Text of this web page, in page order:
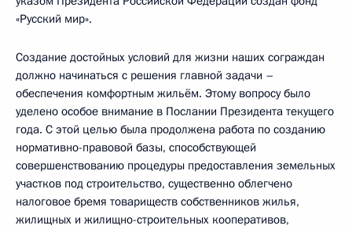
«Русский мир».
Создание достойных условий для жизни наших сограждан
должно начинаться с решения главной задачи –
обеспечения комфортным жильём. Этому вопросу было
уделено особое внимание в Послании Президента текущего
года. С этой целью была продолжена работа по созданию
нормативно-правовой базы, способствующей
совершенствованию процедуры предоставления земельных
участков под строительство, существенно облегчено
налоговое бремя товариществ собственников жилья,
жилищных и жилищно-строительных кооперативов,